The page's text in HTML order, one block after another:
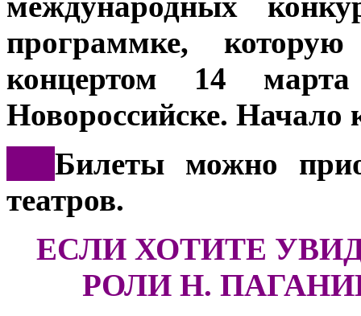
программке,
концертом 14
Новороссийске. Начало
Билеты можно
театров.
ЕСЛИ ХОТИТЕ
РОЛИ Н.